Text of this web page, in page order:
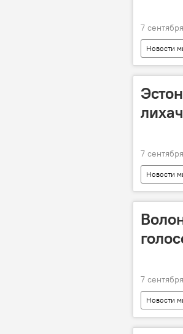
7
Новости
Shell
7
Новости
7
Новости